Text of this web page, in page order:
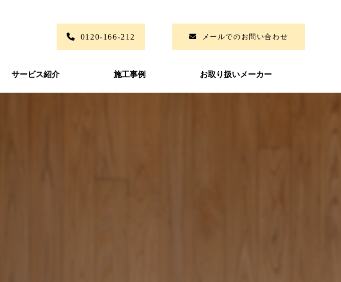
0120-166-212 メールでのお問い合わせ
サービス紹介 施工事例 お取り扱いメーカー